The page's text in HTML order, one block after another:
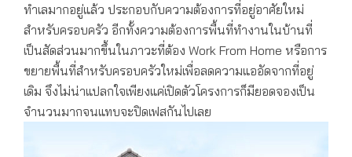
ทำเลมากอยู่แล้ว ประกอบกับความต้องการที่อยู่อาศัยใหม่
สำหรับครอบครัว อีกทั้งความต้องการพื้นที่ทำงานในบ้านที่
เป็นสัดส่วนมากขึ้นในภาวะที่ต้อง Work From Home หรือการ
ขยายพื้นที่สำหรับครอบครัวใหม่เพื่อลดความแออัดจากที่อยู่
เดิม จึงไม่น่าแปลกใจเพียงแค่เปิดตัวโครงการก็มียอดจองเป็น
จำนวนมากจนแทบจะปิดเฟสกันไปเลย